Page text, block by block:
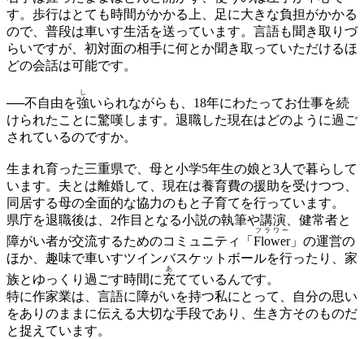
す。歩行はとても時間がかかる上、足に大きな負担がかかる
ので、普段は車いす生活を送っています。言語も聞き取りづ
らいですが、初対面の相手に何とか聞き取っていただけるほ
どの会話は可能です。
──不自由を強
し
いられながらも、18年にわたってお仕事を続
けられたことに驚嘆します。退職した現在はどのように過ご
されているのですか。
生まれ育った三重県で、母と小学5年生の娘と3人で暮らして
います。夫とは離婚して、現在は養育費の援助を受けつつ、
同居する母の全面的な協力のもと子育てを行っています。
県庁を退職後は、2作目となる小説の執筆や講演、健常者と
障がい者が交流するためのコミュニティ「 Flower
フラワー
」の運営の
ほか、趣味で車いすツインバスケットボールを行ったり、家
族とゆっくり過ごす時間に充
あ
てているんです。
特に作家業は、言語に障がいを持つ私にとって、自分の思い
をありのままに伝える大切な手段であり、生き方そのものだ
と捉えています。